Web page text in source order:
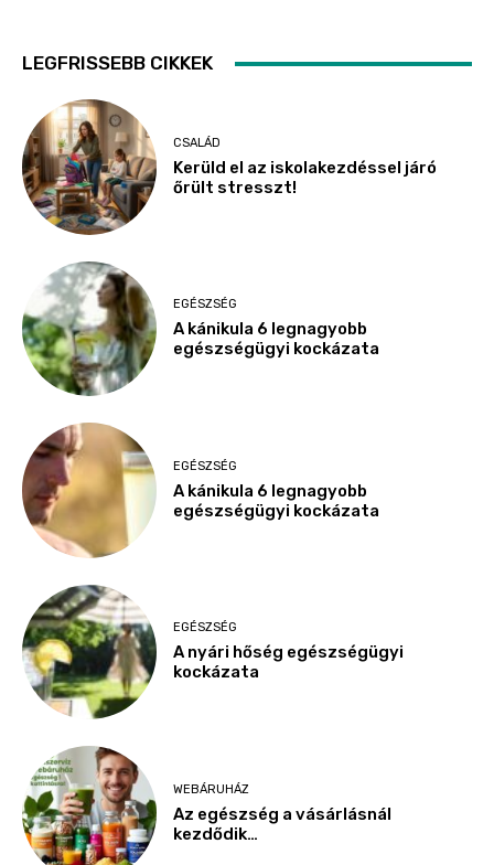
LEGFRISSEBB CIKKEK
CSALÁD
Kerüld el az iskolakezdéssel járó
őrült stresszt!
EGÉSZSÉG
A kánikula 6 legnagyobb
egészségügyi kockázata
EGÉSZSÉG
A kánikula 6 legnagyobb
egészségügyi kockázata
EGÉSZSÉG
A nyári hőség egészségügyi
kockázata
WEBÁRUHÁZ
Az egészség a vásárlásnál
kezdődik…